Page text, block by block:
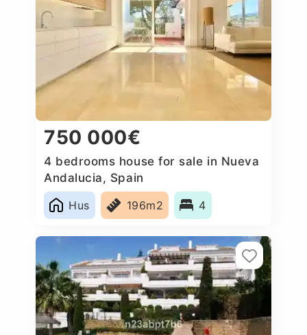
750 000€
4 bedrooms house for sale in Nueva
Andalucia, Spain
Hus
196m2 4